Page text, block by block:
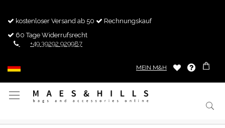
kostenloser Versand ab 50
Rechnungskauf
60 Tage Widerrufsrecht
+49 39292 929987
MEIN M&H
Navigation
umschalten